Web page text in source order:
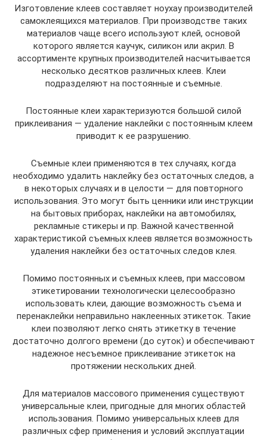
Изготовление клеев составляет ноу­хау производителей
самоклеящихся материалов. При производстве таких
материалов чаще всего используют клей, основой
которого является каучук, силикон или акрил. В
ассортименте крупных производителей насчитывается
несколько десятков различных клеев. Клеи
подразделяют на постоянные и съемные.
Постоянные клеи характеризуются большой силой
приклеивания — удаление наклейки с постоянным клеем
приводит к ее разрушению.
Съемные клеи применяются в тех случаях, когда
необходимо удалить наклейку без остаточных следов, а
в некоторых случаях и в целости — для повторного
использования. Это могут быть ценники или инструкции
на бытовых приборах, наклейки на автомобилях,
рекламные стикеры и пр. Важной качественной
характеристикой съемных клеев является возможность
удаления наклейки без остаточных следов клея.
Помимо постоянных и съемных клеев, при массовом
этикетировании технологически целесообразно
использовать клеи, дающие возможность съема и
перенаклейки неправильно наклеенных этикеток. Такие
клеи позволяют легко снять этикетку в течение
достаточно долгого времени (до суток) и обеспечивают
надежное несъемное приклеивание этикеток на
протяжении нескольких дней.
Для материалов массового применения существуют
универсальные клеи, пригодные для многих областей
использования. Помимо универсальных клеев для
различных сфер применения и условий эксплуатации